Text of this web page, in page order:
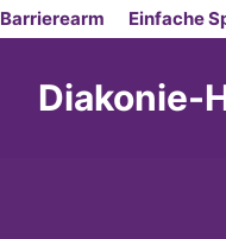
Barrierearm Einfache
Diakonie-